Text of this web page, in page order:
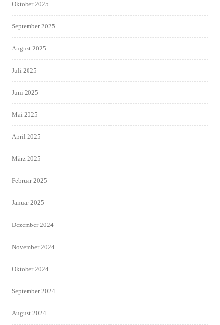
Oktober 2025
September 2025
August 2025
Juli 2025
Juni 2025
Mai 2025
April 2025
März 2025
Februar 2025
Januar 2025
Dezember 2024
November 2024
Oktober 2024
September 2024
August 2024